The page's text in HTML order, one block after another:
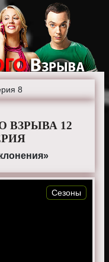
8
ВЗРЫВА 12
Сезоны